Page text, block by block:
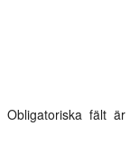
Obligatoriska fält är